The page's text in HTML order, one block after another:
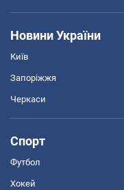
Новини України
Київ
Запоріжжя
Черкаси
Спорт
Футбол
Хокей